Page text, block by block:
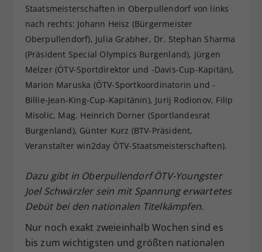
Staatsmeisterschaften in Oberpullendorf von links
nach rechts: Johann Heisz (Bürgermeister
Oberpullendorf), Julia Grabher, Dr. Stephan Sharma
(Präsident Special Olympics Burgenland), Jürgen
Melzer (ÖTV-Sportdirektor und -Davis-Cup-Kapitän),
Marion Maruska (ÖTV-Sportkoordinatorin und -
Billie-Jean-King-Cup-Kapitänin), Jurij Rodionov, Filip
Misolic, Mag. Heinrich Dorner (Sportlandesrat
Burgenland), Günter Kurz (BTV-Präsident,
Veranstalter win2day ÖTV-Staatsmeisterschaften).
Dazu gibt in Oberpullendorf ÖTV-Youngster
Joel Schwärzler sein mit Spannung erwartetes
Debüt bei den nationalen Titelkämpfen.
Nur noch exakt zweieinhalb Wochen sind es
bis zum wichtigsten und größten nationalen
Zweck
Dieser Wert speichert Ihre Consent-
Einstellungen. Unter anderem eine
zufällig generierte ID, für die
historische Speicherung Ihrer
vorgenommen Einstellungen, falls der
Webseiten-Betreiber dies eingestellt
hat.